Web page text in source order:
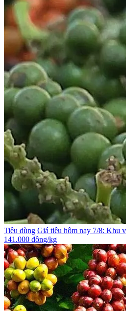
Tiêu dùng Giá tiêu hôm nay 7/8: Khu
141.000 đồng/kg